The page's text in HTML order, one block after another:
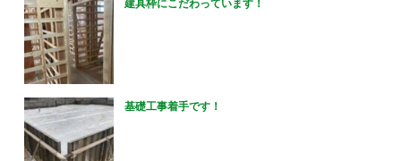
建具枠にこだわっています！
基礎工事着手です！